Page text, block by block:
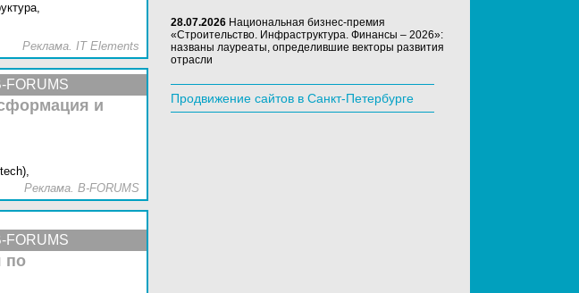
Реклама. IT Elements
FORUMS
и
Реклама. B-FORUMS
FORUMS
по
28.07.2026 Национальная бизнес-премия
«Строительство. Инфраструктура. Финансы – 2026»:
названы лауреаты, определившие векторы развития
отрасли
Продвижение сайтов в Санкт-Петербурге